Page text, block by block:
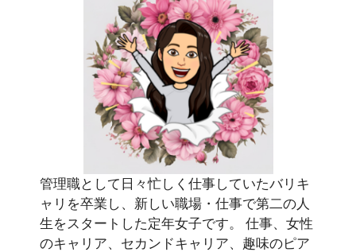
管理職として日々忙しく仕事していたバリキ
ャリを卒業し、新しい職場・仕事で第二の人
生をスタートした定年女子です。 仕事、女性
のキャリア、セカンドキャリア、趣味のピア